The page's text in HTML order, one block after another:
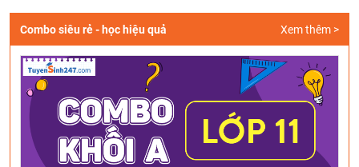
Combo siêu rẻ - học hiệu quả Xem thêm >